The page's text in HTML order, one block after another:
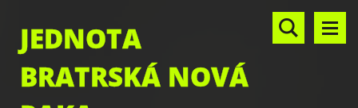
JEDNOTA
BRATRSKÁ NOVÁ